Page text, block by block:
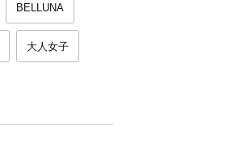
BELLUNA
大人女子